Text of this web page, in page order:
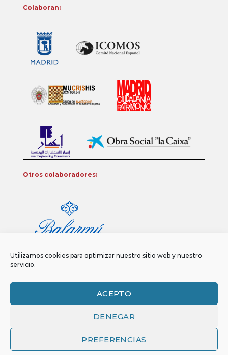
Utilizamos cookies para optimizar nuestro sitio web y nuestro
servicio.
ACEPTO
DENEGAR
PREFERENCIAS
Colaboran:
Otros colaboradores:
Política de privacidad
intelectual e industrial de este sitio web, y es también titular o tiene la
correspondiente licencia sobre los derechos de propiedad intelectual,